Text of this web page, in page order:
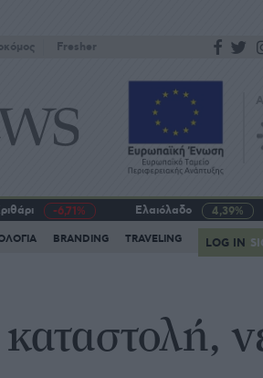
Fresher
-6,71% Ελαιόλαδο 4,39%
BRANDING TRAVELING LOG IN